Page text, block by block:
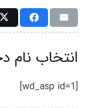
انتخاب نام
[wd_asp id=1]